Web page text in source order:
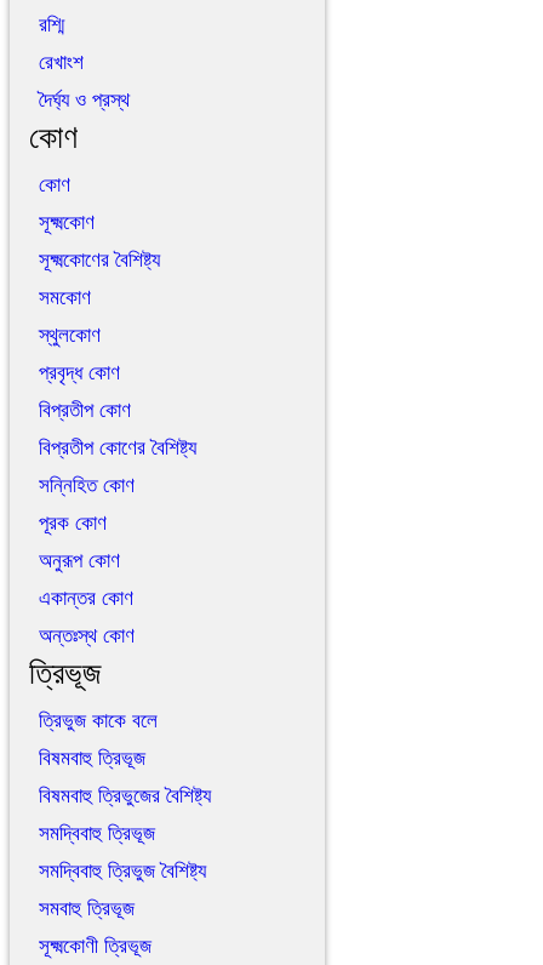
রশ্মি
রেখাংশ
দৈর্ঘ্য ও প্রস্থ
কোণ
কোণ
সূক্ষ্মকোণ
সূক্ষ্মকোণের বৈশিষ্ট্য
সমকোণ
স্থুলকোণ
প্রবৃদ্ধ কোণ
বিপ্রতীপ কোণ
বিপ্রতীপ কোণের বৈশিষ্ট্য
সন্নিহিত কোণ
পূরক কোণ
অনুরূপ কোণ
একান্তর কোণ
অন্তঃস্থ কোণ
ত্রিভূজ
ত্রিভুজ কাকে বলে
বিষমবাহু ত্রিভূজ
বিষমবাহু ত্রিভুজের বৈশিষ্ট্য
সমদ্বিবাহু ত্রিভূজ
সমদ্বিবাহু ত্রিভুজ বৈশিষ্ট্য
সমবাহু ত্রিভূজ
সূক্ষ্মকোণী ত্রিভূজ